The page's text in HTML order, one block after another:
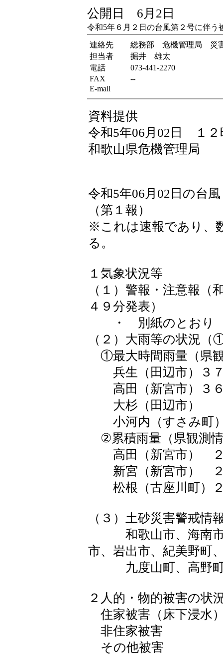
公開日 6月2日
令和5年６月２日の台風第２号に伴う
連絡先
総務部 危機管理局 災
担当者
掘井 雄太
電話
073-441-2270
FAX
--
E-mail
資料提供
令和5年06月02日 １２
和歌山県危機管理局
令和5年06月02日の台
（第１報）
※これは速報であり、
る。
１気象状況等
（１）警報・注意報
４９分発表）
・ 別紙のとおり
（２）大雨等の状況
①最大時間雨量（県
兵生（田辺市）３
高田（新宮市）３
大杉（田辺市）
小河内（すさみ町
②累積雨量（県観測
高田（新宮市） ２
新宮（新宮市） ２
松根（古座川町）
（３）土砂災害警戒情
和歌山市、海南市
市、岩出市、紀美野町
九度山町、高野町
２人的・物的被害の状
住家被害（床下浸水
非住家被害
その他被害